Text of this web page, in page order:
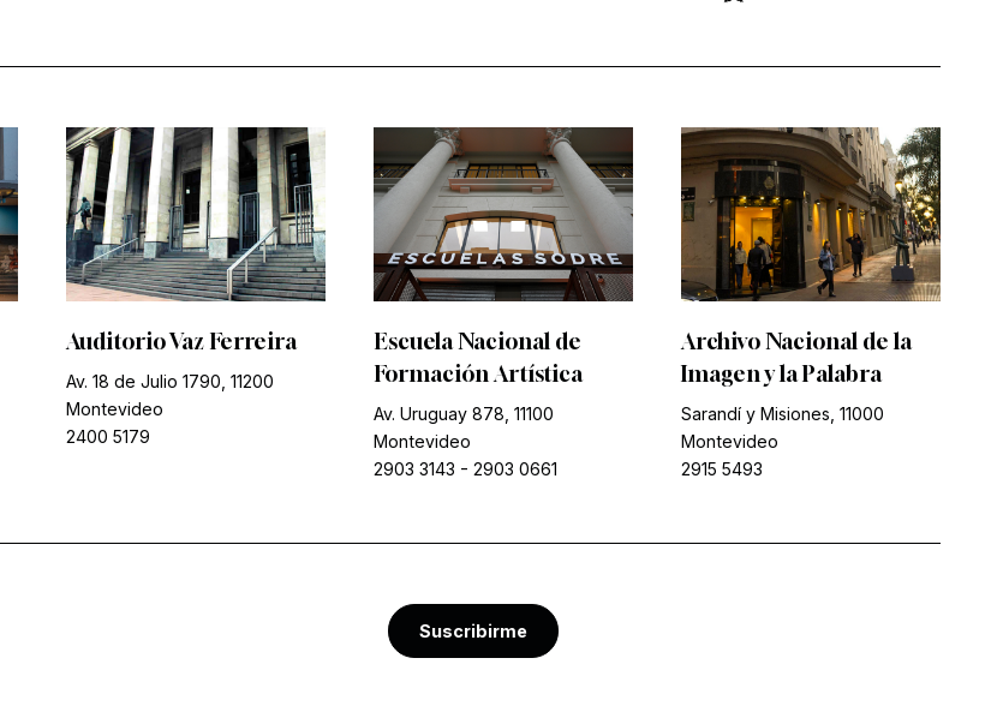
Auditorio Vaz Ferreira
Av. 18 de Julio 1790, 11200
Montevideo
2400 5179
Escuela Nacional de
Formación Artística
Av. Uruguay 878, 11100
Montevideo
2903 3143 - 2903 0661
Archivo Nacional de la
Imagen y la Palabra
Sarandí y Misiones, 11000
Montevideo
2915 5493
Suscribirme